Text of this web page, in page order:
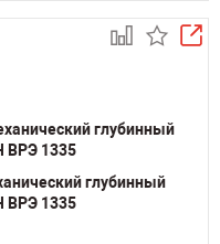
глубинный
ВРЭ 1335